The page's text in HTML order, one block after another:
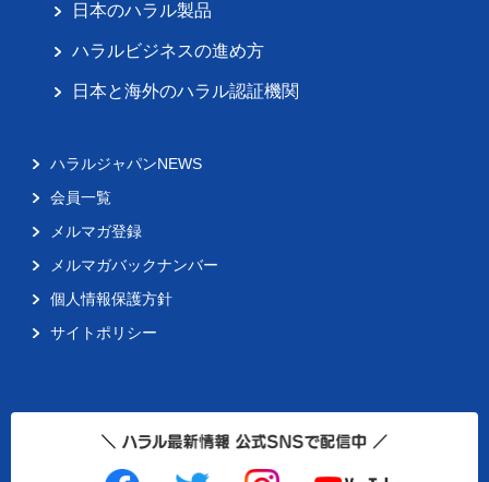
日本のハラル製品
ハラルビジネスの進め方
日本と海外のハラル認証機関
ハラルジャパンNEWS
会員一覧
メルマガ登録
メルマガバックナンバー
個人情報保護方針
サイトポリシー